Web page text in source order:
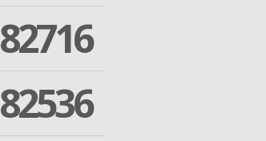
82716
82536